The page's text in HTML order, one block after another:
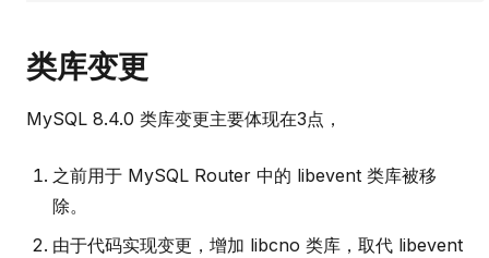
类库变更
MySQL 8.4.0 类库变更主要体现在3点，
之前用于 MySQL Router 中的 libevent 类库被移
除。
由于代码实现变更，增加 libcno 类库，取代 libevent